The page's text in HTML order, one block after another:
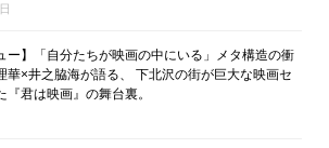
ー】「自分たちが映画の中にいる」メタ構造の衝
華×井之脇海が語る、 下北沢の街が巨大な映画セ
『君は映画』の舞台裏。